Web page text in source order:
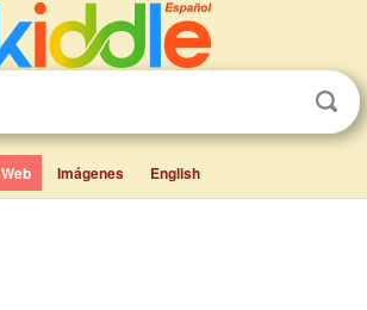
Web Imágenes English